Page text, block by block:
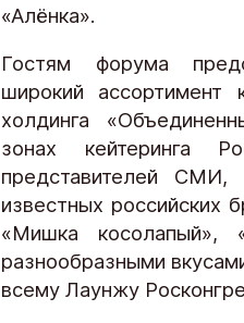
«Алёнка».
Гостям форума
широкий ассортимент
холдинга
зонах кейтеринга
представителей СМИ,
известных российских
«Мишка косолапый»,
разнообразными
всему Лаунжу